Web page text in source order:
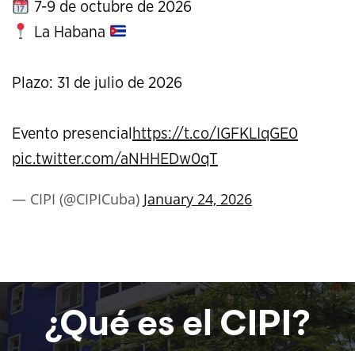
7-9 de octubre de 2026
La Habana
Plazo: 31 de julio de 2026
Evento presencial https://t.co/IGFKLIqGE0
pic.twitter.com/aNHHEDw0qT
— CIPI (@CIPICuba) January 24, 2026
¿Qué es el CIPI?